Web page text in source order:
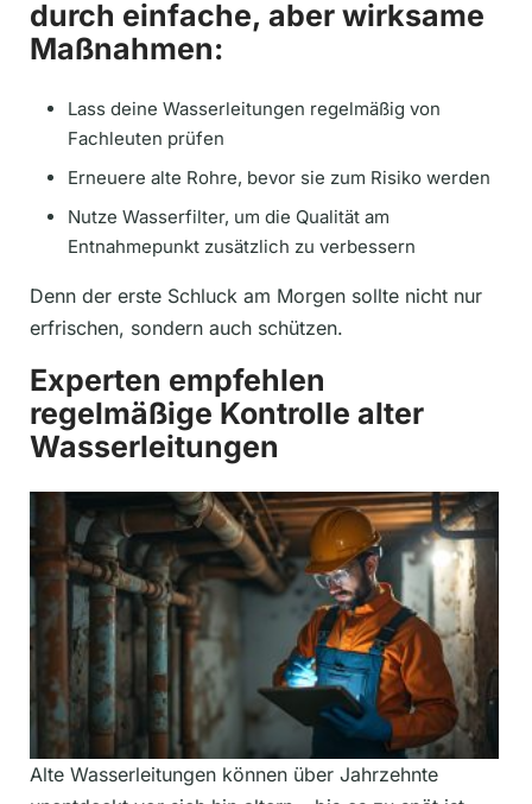
durch einfache, aber wirksame
Maßnahmen:
Lass deine Wasserleitungen regelmäßig von
Fachleuten prüfen
Erneuere alte Rohre, bevor sie zum Risiko werden
Nutze Wasserfilter, um die Qualität am
Entnahmepunkt zusätzlich zu verbessern
Denn der erste Schluck am Morgen sollte nicht nur
erfrischen, sondern auch schützen.
Experten empfehlen
regelmäßige Kontrolle alter
Wasserleitungen
Alte Wasserleitungen können über Jahrzehnte